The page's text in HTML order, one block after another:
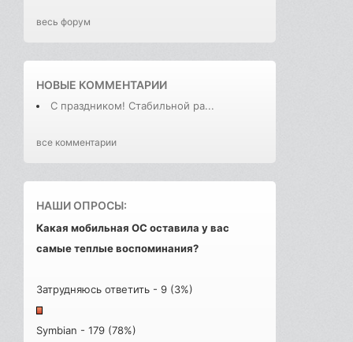
весь форум
НОВЫЕ КОММЕНТАРИИ
С праздником! Стабильной ра...
все комментарии
НАШИ ОПРОСЫ:
Какая мобильная ОС оставила у вас
самые теплые воспоминания?
Затрудняюсь ответить - 9 (3%)
Symbian - 179 (78%)